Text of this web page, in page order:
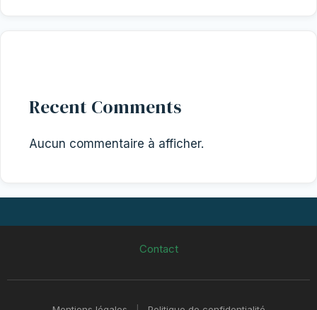
Recent Comments
Aucun commentaire à afficher.
Contact